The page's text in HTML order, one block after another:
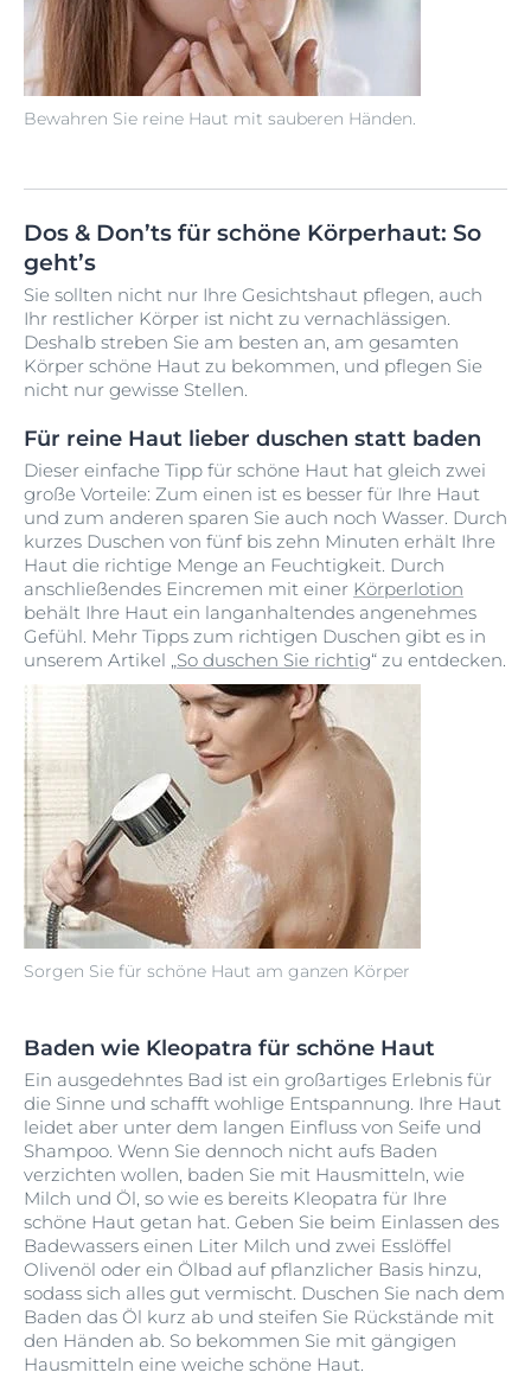
Bewahren Sie reine Haut mit sauberen Händen.
Dos & Don’ts für schöne Körperhaut: So
geht’s
Sie sollten nicht nur Ihre Gesichtshaut pflegen, auch
Ihr restlicher Körper ist nicht zu vernachlässigen.
Deshalb streben Sie am besten an, am gesamten
Körper schöne Haut zu bekommen, und pflegen Sie
nicht nur gewisse Stellen.
Für reine Haut lieber duschen statt baden
Sorgen Sie für schöne Haut am ganzen Körper
Dieser einfache Tipp für schöne Haut hat gleich zwei
große Vorteile: Zum einen ist es besser für Ihre Haut
und zum anderen sparen Sie auch noch Wasser. Durch
kurzes Duschen von fünf bis zehn Minuten erhält Ihre
Haut die richtige Menge an Feuchtigkeit. Durch
anschließendes Eincremen mit einer Körperlotion
behält Ihre Haut ein langanhaltendes angenehmes
Gefühl. Mehr Tipps zum richtigen Duschen gibt es in
unserem Artikel „So duschen Sie richtig“ zu entdecken.
Baden wie Kleopatra für schöne Haut
Ein ausgedehntes Bad ist ein großartiges Erlebnis für
die Sinne und schafft wohlige Entspannung. Ihre Haut
leidet aber unter dem langen Einfluss von Seife und
Shampoo. Wenn Sie dennoch nicht aufs Baden
verzichten wollen, baden Sie mit Hausmitteln, wie
Milch und Öl, so wie es bereits Kleopatra für Ihre
schöne Haut getan hat. Geben Sie beim Einlassen des
Badewassers einen Liter Milch und zwei Esslöffel
Olivenöl oder ein Ölbad auf pflanzlicher Basis hinzu,
sodass sich alles gut vermischt. Duschen Sie nach dem
Baden das Öl kurz ab und steifen Sie Rückstände mit
den Händen ab. So bekommen Sie mit gängigen
Hausmitteln eine weiche schöne Haut.